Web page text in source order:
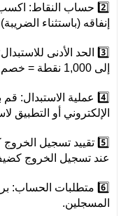
إنفاقه (باستثناء الضريبة)
3️⃣ الحد الأدنى
إلى 1,000 نقطة = خصم 20 درهم إماراتي.
4️⃣ عملية
الإلكتروني أو التطبيق
5️⃣ تقييد تسجيل
عند تسجيل الخروج
6️⃣ متطلبات الحساب:
المسجلين.